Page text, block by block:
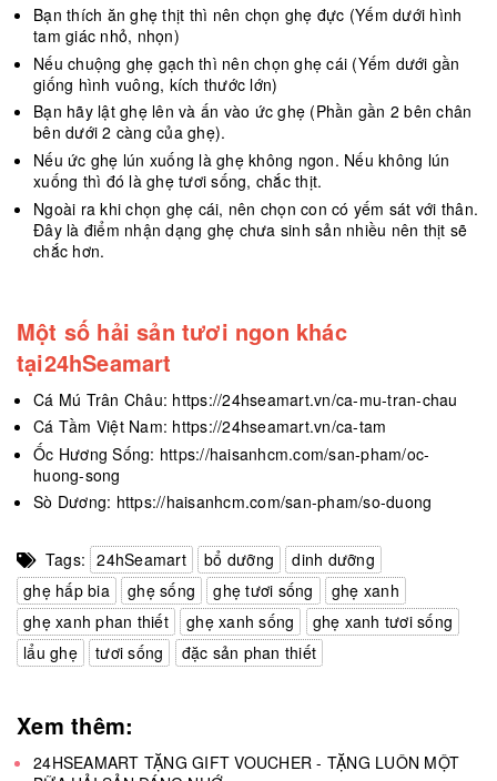
Bạn thích ăn ghẹ thịt thì nên chọn ghẹ đực (Yếm dưới hình
tam giác nhỏ, nhọn)
Nếu chuộng ghẹ gạch thì nên chọn ghẹ cái (Yếm dưới gần
giống hình vuông, kích thước lớn)
Bạn hãy lật ghẹ lên và ấn vào ức ghẹ (Phần gần 2 bên chân
bên dưới 2 càng của ghẹ).
Nếu ức ghẹ lún xuống là ghẹ không ngon. Nếu không lún
xuống thì đó là ghẹ tươi sống, chắc thịt.
Ngoài ra khi chọn ghẹ cái, nên chọn con có yếm sát với thân.
Đây là điểm nhận dạng ghẹ chưa sinh sản nhiều nên thịt sẽ
chắc hơn.
Một số hải sản tươi ngon khác
tại24hSeamart
Cá Mú Trân Châu: https://24hseamart.vn/ca-mu-tran-chau
Cá Tầm Việt Nam: https://24hseamart.vn/ca-tam
Ốc Hương Sống: https://haisanhcm.com/san-pham/oc-
huong-song
Sò Dương: https://haisanhcm.com/san-pham/so-duong
Tags: 24hSeamart bổ dưỡng
dinh dưỡng
ghẹ hấp bia
ghẹ sống ghẹ tươi sống
ghẹ xanh
ghẹ xanh phan thiết
ghẹ xanh sống
ghẹ xanh tươi sống
lẩu ghẹ
tươi sống đặc sản phan thiết
Xem thêm:
24HSEAMART TẶNG GIFT VOUCHER - TẶNG LUÔN MỘT